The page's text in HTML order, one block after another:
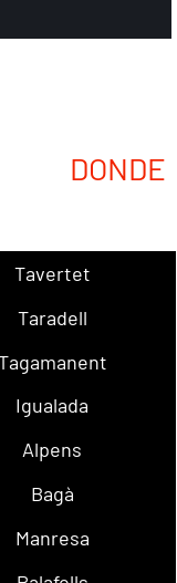
Tavertet
Taradell
Igualada
Alpens
Bagà
Manresa